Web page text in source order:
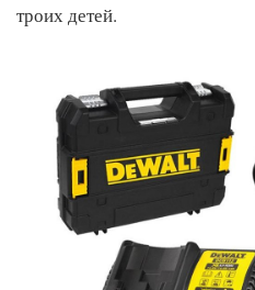
троих детей.